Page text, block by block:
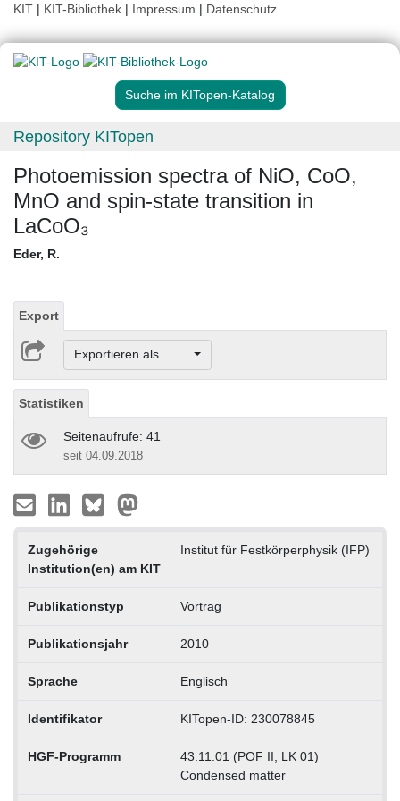
KIT | KIT-Bibliothek | Impressum | Datenschutz
Suche im KITopen-Katalog
Repository KITopen
Photoemission spectra of NiO, CoO,
MnO and spin-state transition in
LaCoO₃
Eder, R.
Export
Exportieren als ...
Statistiken
Seitenaufrufe: 41
seit 04.09.2018
Zugehörige
Institution(en) am KIT
Institut für Festkörperphysik (IFP)
Publikationstyp Vortrag
Publikationsjahr 2010
Sprache Englisch
Identifikator KITopen-ID: 230078845
HGF-Programm
43.11.01 (POF II, LK 01)
Condensed matter